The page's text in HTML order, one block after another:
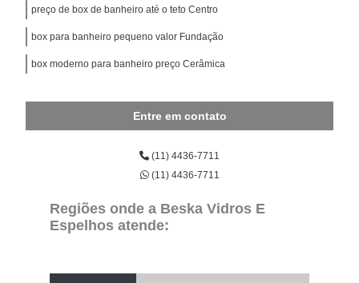
preço de box de banheiro até o teto Centro
box para banheiro pequeno valor Fundação
box moderno para banheiro preço Cerâmica
Entre em contato
(11) 4436-7711
(11) 4436-7711
Regiões onde a Beska Vidros E
Espelhos atende: